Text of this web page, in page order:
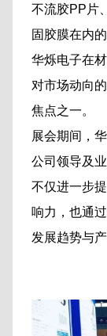
不流胶PP片
固胶膜在内
华烁电子在
对市场动向
焦点之一。
展会期间，
公司领导及
不仅进一步
响力，也通
发展趋势与